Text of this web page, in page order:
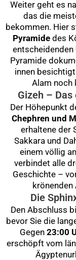
Weiter geht es
das die
bekommen. Hier
Pyramidedes
entscheidenden
Pyramide
innen
Alam noch
Gizeh –
Der Höhepunkt
Chephren und
erhaltene der
Sakkara und
einem völlig
verbindet alle
Geschichte –
krönenden
Die
Den Abschluss
bevor Sie die
Gegen 23:00
erschöpft vom